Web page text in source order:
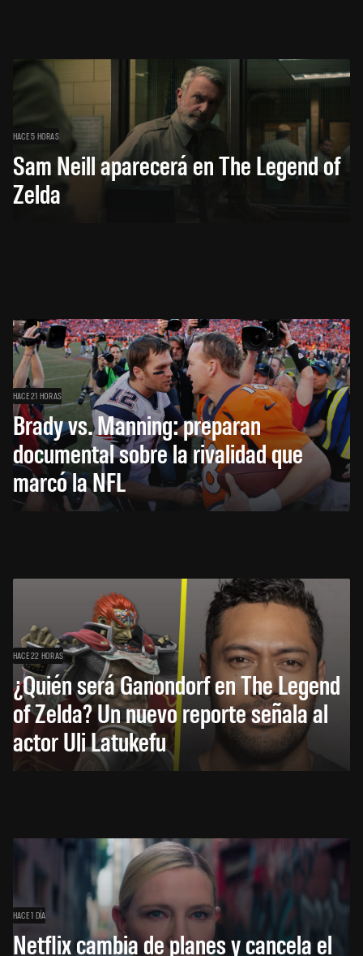
HACE 5 HORAS
Sam Neill aparecerá en The Legend of
Zelda
HACE 21 HORAS
Brady vs. Manning: preparan
documental sobre la rivalidad que
marcó la NFL
HACE 22 HORAS
¿Quién será Ganondorf en The Legend
of Zelda? Un nuevo reporte señala al
actor Uli Latukefu
HACE 1 DÍA
Netflix cambia de planes y cancela el